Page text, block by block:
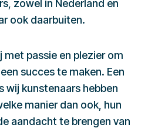
zowel in Nederland en
ook daarbuiten.
met passie en plezier om
succes te maken. Een
wij kunstenaars hebben
manier dan ook, hun
aandacht te brengen van